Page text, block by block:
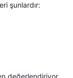
şunlardır:
değerlendiriyor